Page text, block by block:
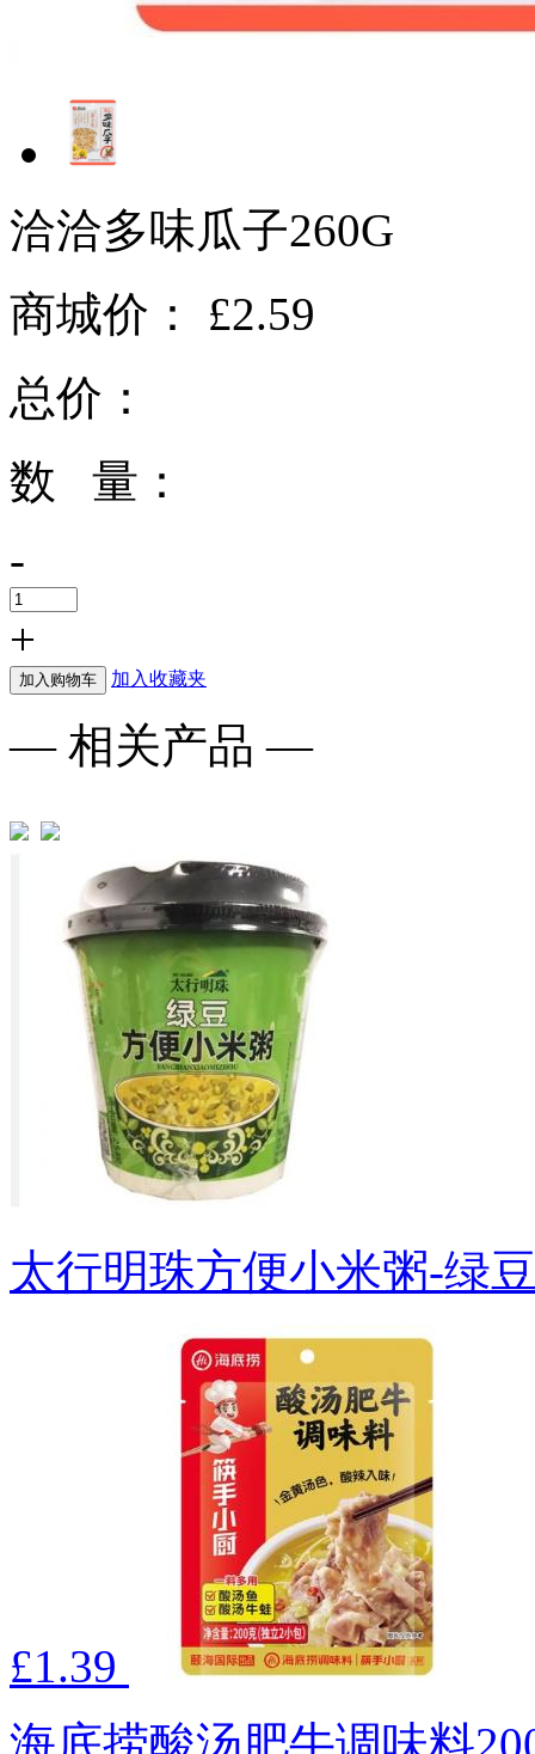
洽洽多味瓜子260G
商城价：
£2.59
总价：
数 量：
-
+
加入购物车 加入收藏夹
— 相关产品 —
太行明珠方便小米粥-绿
£1.39
海底捞酸汤肥牛调味料